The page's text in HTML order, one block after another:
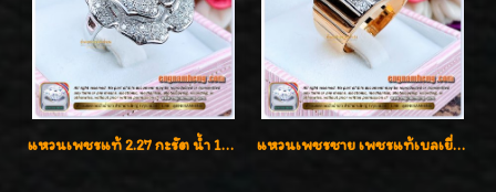
แหวนเพชรแท้ 2.27 กะรัต น้ำ 100% เบลเยี่ยมคัท ลวดลายดอกกุหลาบหรู แหวนเพชรชาย เพชรแท้เบลเยี่ยมคัท น้ำ100% D-Color/VVS 2.46 กะรัต